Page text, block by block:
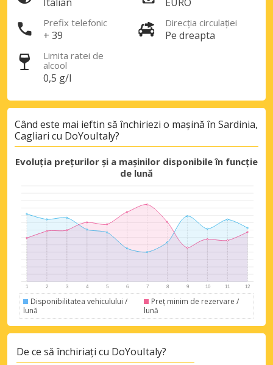
Prefix telefonic
+ 39
Direcția circulației
Pe dreapta
Limita ratei de
alcool
0,5 g/l
Când este mai ieftin să închiriezi o mașină în Sardinia,
Cagliari cu DoYouItaly?
Evoluția prețurilor și a mașinilor disponibile în funcție
de lună
Disponibilitatea vehiculului /
lună
Preț minim de rezervare /
lună
De ce să închiriați cu DoYouItaly?